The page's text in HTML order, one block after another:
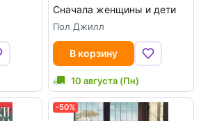
Сначала женщины и дети
Пол Джилл
В корзину
10 августа (Пн)
-50%